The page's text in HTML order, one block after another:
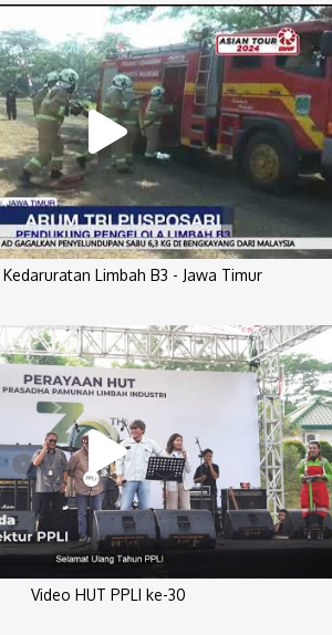
Limbah B3 - Jawa Timur
Video HUT PPLI ke-30